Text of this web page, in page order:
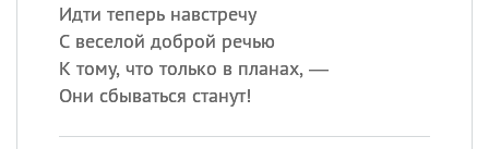
Идти теперь навстречу
С веселой доброй речью
К тому, что только в планах, —
Они сбываться станут!